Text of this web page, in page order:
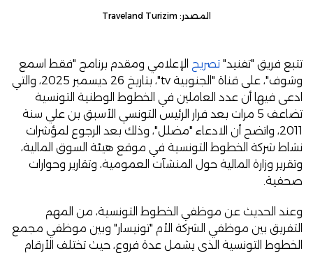
المصدر: Traveland Turizim
تتبع فريق "تفنيد" تصريح الإعلامي ومقدم برنامج "فقط اسمع
وشوف"، على قناة "الجنوبية tv"، بتاريخ 26 ديسمبر 2025، والتي
ادعى فيها أن عدد العاملين في الخطوط الوطنية التونسية
تضاعف 5 مرات بعد فرار الرئيس التونسي الأسبق بن علي سنة
2011، واتضح أن الادعاء "مضلل"، وذلك بعد الرجوع لمؤشرات
نشاط شركة الخطوط التونسية في موقع هيئة السوق المالية،
وتقرير وزارة المالية حول المنشآت العمومية، وتقارير وحوارات
صحفية.
وعند الحديث عن موظفي الخطوط التونسية، من المهم
التفريق بين موظفي الشركة الأم "تونيسار" وبين موظفي مجمع
الخطوط التونسية الذي يشمل عدة فروع، حيث تختلف الأرقام